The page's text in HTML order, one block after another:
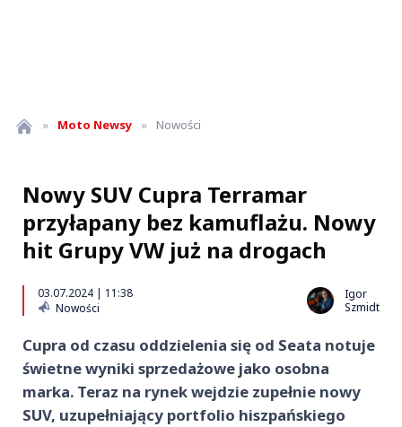
» Moto Newsy » Nowości
Nowy SUV Cupra Terramar
przyłapany bez kamuflażu. Nowy
hit Grupy VW już na drogach
03.07.2024 | 11:38
Nowości
Igor
Szmidt
Cupra od czasu oddzielenia się od Seata notuje
świetne wyniki sprzedażowe jako osobna
marka. Teraz na rynek wejdzie zupełnie nowy
SUV, uzupełniający portfolio hiszpańskiego